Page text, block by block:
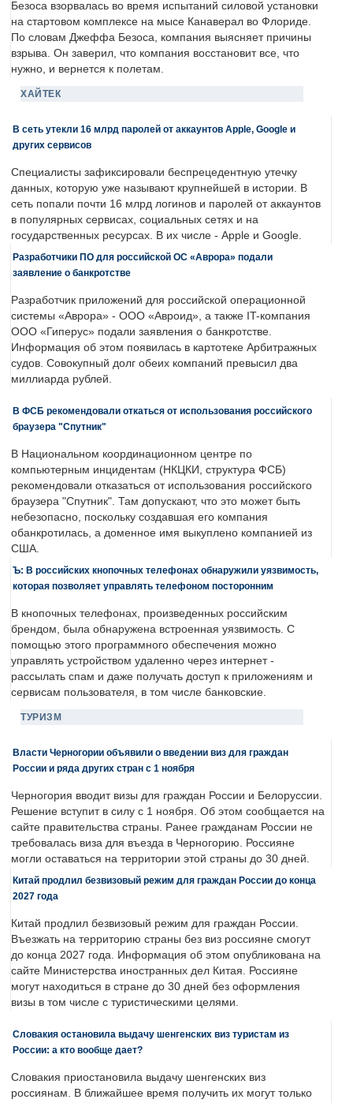
Безоса взорвалась во время испытаний силовой установки
на стартовом комплексе на мысе Канаверал во Флориде.
По словам Джеффа Безоса, компания выясняет причины
взрыва. Он заверил, что компания восстановит все, что
нужно, и вернется к полетам.
ХАЙТЕК
В сеть утекли 16 млрд паролей от аккаунтов Apple, Google и
других сервисов
Специалисты зафиксировали беспрецедентную утечку
данных, которую уже называют крупнейшей в истории. В
сеть попали почти 16 млрд логинов и паролей от аккаунтов
в популярных сервисах, социальных сетях и на
государственных ресурсах. В их числе - Apple и Google.
Разработчики ПО для российской ОС «Аврора» подали
заявление о банкротстве
Разработчик приложений для российской операционной
системы «Аврора» - ООО «Авроид», а также IT-компания
ООО «Гиперус» подали заявления о банкротстве.
Информация об этом появилась в картотеке Арбитражных
судов. Совокупный долг обеих компаний превысил два
миллиарда рублей.
В ФСБ рекомендовали откаться от использования российского
браузера "Спутник"
В Национальном координационном центре по
компьютерным инцидентам (НКЦКИ, структура ФСБ)
рекомендовали отказаться от использования российского
браузера "Спутник". Там допускают, что это может быть
небезопасно, поскольку создавшая его компания
обанкротилась, а доменное имя выкуплено компанией из
США.
Ъ: В российских кнопочных телефонах обнаружили уязвимость,
которая позволяет управлять телефоном посторонним
В кнопочных телефонах, произведенных российским
брендом, была обнаружена встроенная уязвимость. С
помощью этого программного обеспечения можно
управлять устройством удаленно через интернет -
рассылать спам и даже получать доступ к приложениям и
сервисам пользователя, в том числе банковские.
ТУРИЗМ
Власти Черногории объявили о введении виз для граждан
России и ряда других стран с 1 ноября
Черногория вводит визы для граждан России и Белоруссии.
Решение вступит в силу с 1 ноября. Об этом сообщается на
сайте правительства страны. Ранее гражданам России не
требовалась виза для въезда в Черногорию. Россияне
могли оставаться на территории этой страны до 30 дней.
Китай продлил безвизовый режим для граждан России до конца
2027 года
Китай продлил безвизовый режим для граждан России.
Въезжать на территорию страны без виз россияне смогут
до конца 2027 года. Информация об этом опубликована на
сайте Министерства иностранных дел Китая. Россияне
могут находиться в стране до 30 дней без оформления
визы в том числе с туристическими целями.
Словакия остановила выдачу шенгенских виз туристам из
России: а кто вообще дает?
Словакия приостановила выдачу шенгенских виз
россиянам. В ближайшее время получить их могут только